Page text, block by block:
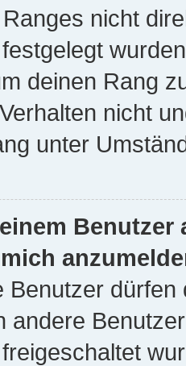
nicht
deinen Rang
nicht
unter
Benutzer
andere